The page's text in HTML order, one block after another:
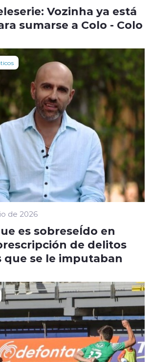
Vozinha ya está
sumarse a Colo - Colo
de 2026
es sobreseÍdo en
de delitos
se le imputaban